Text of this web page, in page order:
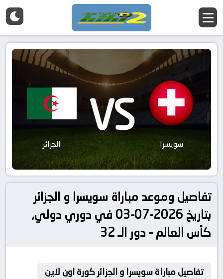
سويسرا VS الجزائر
تفاصيل وموعد مباراة سويسرا و الجزائر
بتاريخ 2026-07-03 في دوري دولي,
كأس العالم – دور الـ 32
تفاصيل مباراة سويسرا و الجزائر كورة اون لاين